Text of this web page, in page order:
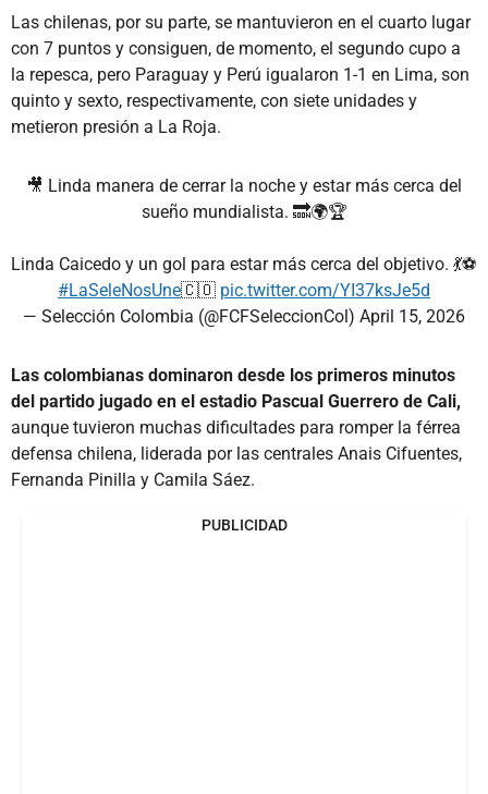
Las chilenas, por su parte, se mantuvieron en el cuarto lugar
con 7 puntos y consiguen, de momento, el segundo cupo a
la repesca, pero Paraguay y Perú igualaron 1-1 en Lima, son
quinto y sexto, respectivamente, con siete unidades y
metieron presión a La Roja.
🎥 Linda manera de cerrar la noche y estar más cerca del
sueño mundialista. 🔜🌍🏆
Linda Caicedo y un gol para estar más cerca del objetivo. 💃⚽
#LaSeleNosUne🇨🇴 pic.twitter.com/YI37ksJe5d
— Selección Colombia (@FCFSeleccionCol) April 15, 2026
Las colombianas dominaron desde los primeros minutos
del partido jugado en el estadio Pascual Guerrero de Cali,
aunque tuvieron muchas dificultades para romper la férrea
defensa chilena, liderada por las centrales Anais Cifuentes,
Fernanda Pinilla y Camila Sáez.
PUBLICIDAD